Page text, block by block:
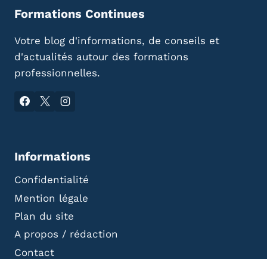
Formations Continues
Votre blog d'informations, de conseils et
d'actualités autour des formations
professionnelles.
Informations
Confidentialité
Mention légale
Plan du site
A propos / rédaction
Contact